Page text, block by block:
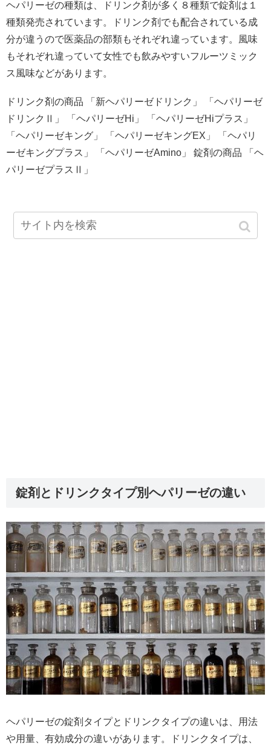
ヘパリーゼの種類は、ドリンク剤が多く８種類で錠剤は１
種類発売されています。ドリンク剤でも配合されている成
分が違うので医薬品の部類もそれぞれ違っています。風味
もそれぞれ違っていて女性でも飲みやすいフルーツミック
ス風味などがあります。
ドリンク剤の商品 「新ヘパリーゼドリンク」 「ヘパリーゼ
ドリンクⅡ」 「ヘパリーゼHi」 「ヘパリーゼHiプラス」
「ヘパリーゼキング」 「ヘパリーゼキングEX」 「ヘパリ
ーゼキングプラス」 「ヘパリーゼAmino」 錠剤の商品 「ヘ
パリーゼプラスⅡ」
錠剤とドリンクタイプ別ヘパリーゼの違い
ヘパリーゼの錠剤タイプとドリンクタイプの違いは、用法
や用量、有効成分の違いがあります。ドリンクタイプは、